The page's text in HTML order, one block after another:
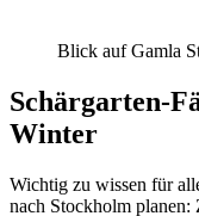
Blick auf Gamla
Schärgarten-
Winter
Wichtig zu wissen für
nach Stockholm